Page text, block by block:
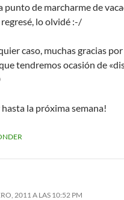
punto de marcharme de
lo olvidé :-/
caso, muchas gracias
tendremos ocasión de
hasta la próxima semana!
2011 A LAS 10:52 PM